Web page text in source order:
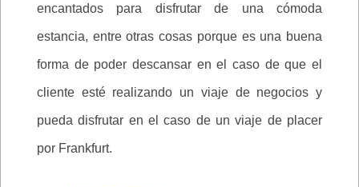
encantados para disfrutar de una cómoda
estancia, entre otras cosas porque es una buena
forma de poder descansar en el caso de que el
cliente esté realizando un viaje de negocios y
pueda disfrutar en el caso de un viaje de placer
por Frankfurt.